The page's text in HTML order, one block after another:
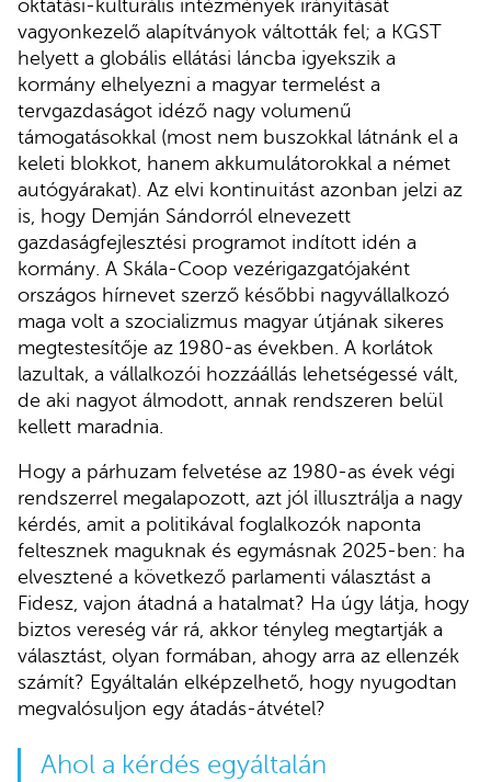
oktatási-kulturális intézmények irányítását
vagyonkezelő alapítványok váltották fel; a KGST
helyett a globális ellátási láncba igyekszik a
kormány elhelyezni a magyar termelést a
tervgazdaságot idéző nagy volumenű
támogatásokkal (most nem buszokkal látnánk el a
keleti blokkot, hanem akkumulátorokkal a német
autógyárakat). Az elvi kontinuitást azonban jelzi az
is, hogy Demján Sándorról elnevezett
gazdaságfejlesztési programot indított idén a
kormány. A Skála-Coop vezérigazgatójaként
országos hírnevet szerző későbbi nagyvállalkozó
maga volt a szocializmus magyar útjának sikeres
megtestesítője az 1980-as években. A korlátok
lazultak, a vállalkozói hozzáállás lehetségessé vált,
de aki nagyot álmodott, annak rendszeren belül
kellett maradnia.
Hogy a párhuzam felvetése az 1980-as évek végi
rendszerrel megalapozott, azt jól illusztrálja a nagy
kérdés, amit a politikával foglalkozók naponta
feltesznek maguknak és egymásnak 2025-ben: ha
elvesztené a következő parlamenti választást a
Fidesz, vajon átadná a hatalmat? Ha úgy látja, hogy
biztos vereség vár rá, akkor tényleg megtartják a
választást, olyan formában, ahogy arra az ellenzék
számít? Egyáltalán elképzelhető, hogy nyugodtan
megvalósuljon egy átadás-átvétel?
Ahol a kérdés egyáltalán